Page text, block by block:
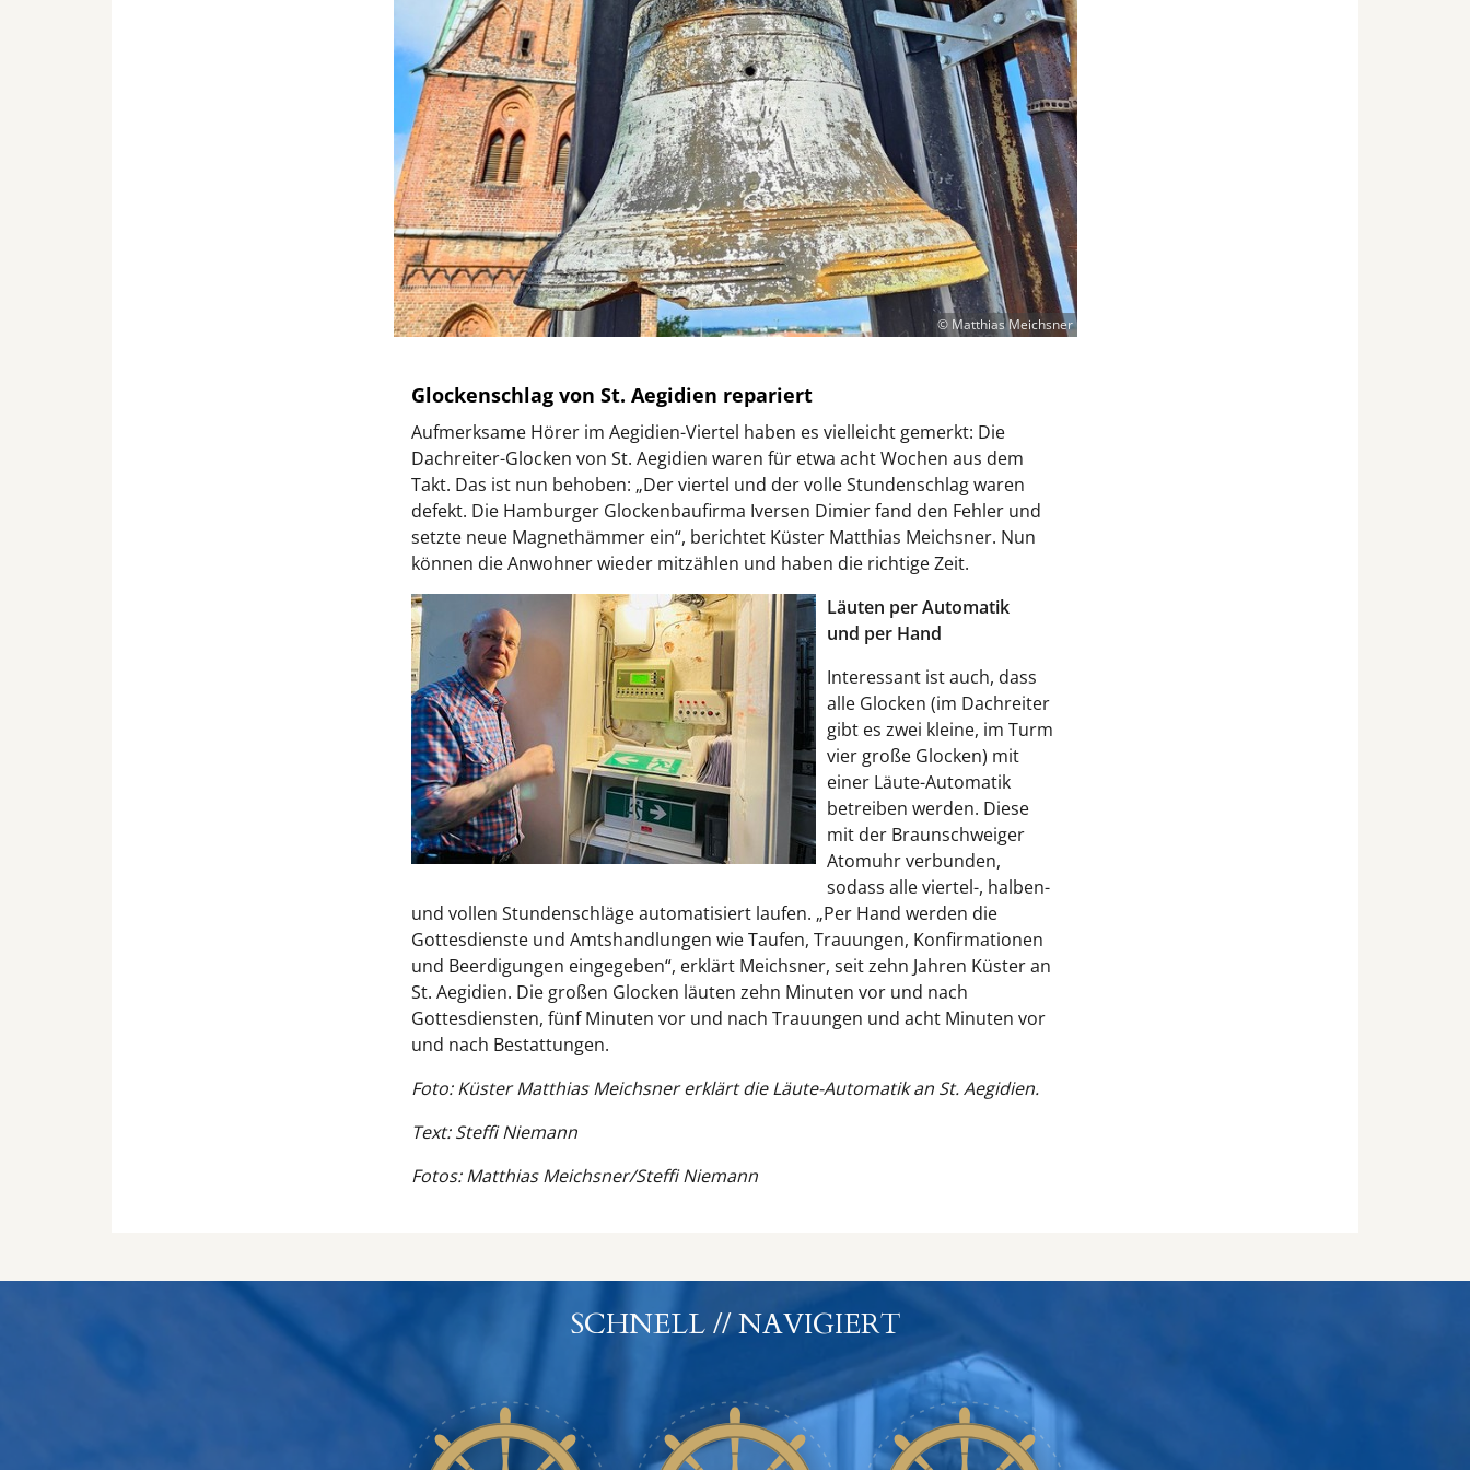
© Matthias Meichsner
Glockenschlag von St. Aegidien repariert
Aufmerksame Hörer im Aegidien-Viertel haben es vielleicht gemerkt: Die
Dachreiter-Glocken von St. Aegidien waren für etwa acht Wochen aus dem
Takt. Das ist nun behoben: „Der viertel und der volle Stundenschlag waren
defekt. Die Hamburger Glockenbaufirma Iversen Dimier fand den Fehler und
setzte neue Magnethämmer ein“, berichtet Küster Matthias Meichsner. Nun
können die Anwohner wieder mitzählen und haben die richtige Zeit.
Läuten per Automatik
und per Hand
Interessant ist auch, dass
alle Glocken (im Dachreiter
gibt es zwei kleine, im Turm
vier große Glocken) mit
einer Läute-Automatik
betreiben werden. Diese
mit der Braunschweiger
Atomuhr verbunden,
sodass alle viertel-, halben-
und vollen Stundenschläge automatisiert laufen. „Per Hand werden die
Gottesdienste und Amtshandlungen wie Taufen, Trauungen, Konfirmationen
und Beerdigungen eingegeben“, erklärt Meichsner, seit zehn Jahren Küster an
St. Aegidien. Die großen Glocken läuten zehn Minuten vor und nach
Gottesdiensten, fünf Minuten vor und nach Trauungen und acht Minuten vor
und nach Bestattungen.
Foto: Küster Matthias Meichsner erklärt die Läute-Automatik an St. Aegidien.
Text: Steffi Niemann
Fotos: Matthias Meichsner/Steffi Niemann
SCHNELL // NAVIGIERT